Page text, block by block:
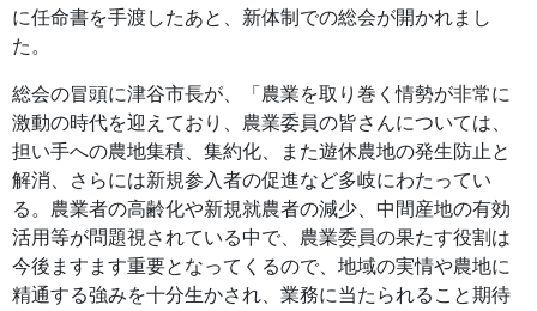
に任命書を手渡したあと、新体制での総会が開かれまし
た。
総会の冒頭に津谷市長が、「農業を取り巻く情勢が非常に
激動の時代を迎えており、農業委員の皆さんについては、
担い手への農地集積、集約化、また遊休農地の発生防止と
解消、さらには新規参入者の促進など多岐にわたってい
る。農業者の高齢化や新規就農者の減少、中間産地の有効
活用等が問題視されている中で、農業委員の果たす役割は
今後ますます重要となってくるので、地域の実情や農地に
精通する強みを十分生かされ、業務に当たられること期待